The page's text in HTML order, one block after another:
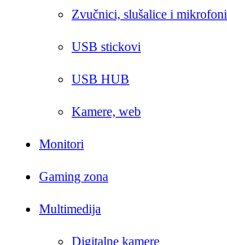
Zvučnici, slušalice i mikrofoni
USB stickovi
USB HUB
Kamere, web
Monitori
Gaming zona
Multimedija
Digitalne kamere